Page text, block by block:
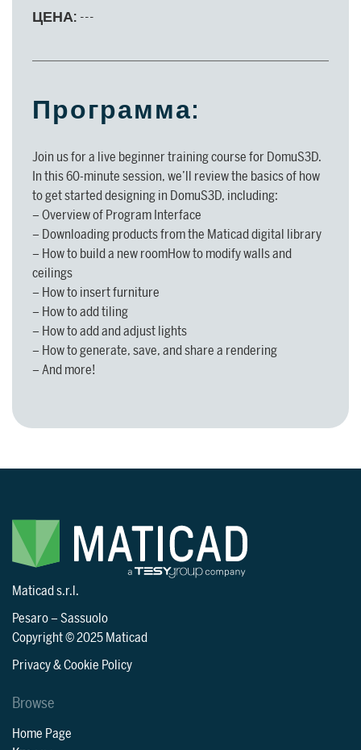
помогут в использовании
программного обеспечения, от
установки до реализации
проектов.
Узнать больше
ДЛЯ АРХИТЕКТОРОВ И
ДИЗАЙНЕРОВ
ДЛЯ АРХИТЕКТОРОВ И
ДИЗАЙНЕРОВ
Узнать больше >
ЦЕНА: ---
Программа:
Join us for a live beginner training course for DomuS3D.
In this 60-minute session, we’ll review the basics of how
to get started designing in DomuS3D, including:
– Overview of Program Interface
– Downloading products from the Maticad digital library
– How to build a new roomHow to modify walls and
ceilings
– How to insert furniture
– How to add tiling
– How to add and adjust lights
– How to generate, save, and share a rendering
– And more!
Maticad s.r.l.
Pesaro–Sassuolo
Copyright © 2025 Maticad
Privacy & Cookie Policy
Browse
Home Page